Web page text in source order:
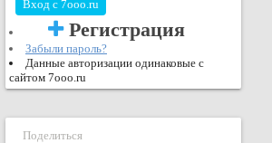
Вход с 7ooo.ru
Регистрация
Забыли пароль?
Данные авторизации одинаковые с
сайтом 7ooo.ru
Поделиться